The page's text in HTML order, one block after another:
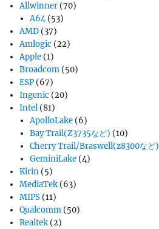
Allwinner (70)
A64(53)
AMD (37)
Amlogic (22)
Apple (1)
Broadcom (50)
ESP (67)
Ingenic (20)
Intel (81)
ApolloLake(6)
Bay Trail(Z3735など) (10)
Cherry Trail/Braswell(z8300など)
GeminiLake(4)
Kirin (5)
MediaTek (63)
MIPS (11)
Qualcomm (50)
Realtek (2)